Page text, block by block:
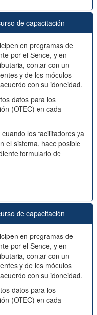
de capacitación
en programas de
por el Sence, y en
contar con un
y de los módulos
con su idoneidad.
datos para los
(OTEC) en cada
los facilitadores ya
el sistema, hace posible
formulario de
de capacitación
en programas de
por el Sence, y en
contar con un
y de los módulos
con su idoneidad.
datos para los
(OTEC) en cada